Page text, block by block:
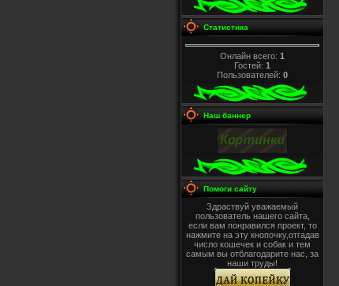
Статистика
Онлайн всего: 1
Гостей: 1
Пользователей: 0
Наш баннер
Помоги сайту
Здраствуй уважаемый
пользователь нашего сайта,
если вам понравился проект, то
нажмите на эту кнопочку,отгадав
число кошечек и собак и тем
самым вы отблагодарите нас, за
наши труды!